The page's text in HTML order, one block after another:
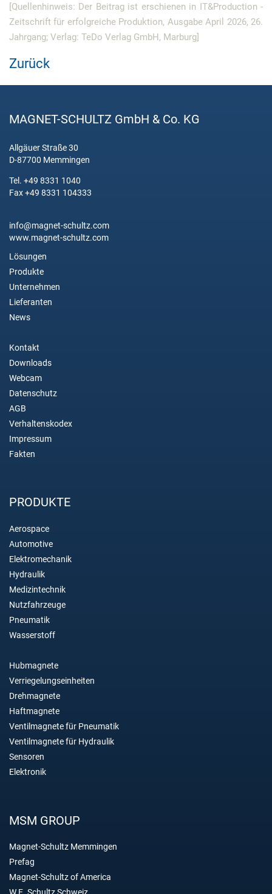
[Quellenhinweis: Der Beitrag ist erschienen in IT&Production -
Zeitschrift für erfolgreiche Produktion, Ausgabe April 2026, 26.
Jahrgang; Verlag: TeDo Verlag GmbH, Marburg]
Zurück
MAGNET-SCHULTZ GmbH & Co. KG
Allgäuer Straße 30
D-87700 Memmingen
Tel. +49 8331 1040
Fax +49 8331 104333
info@magnet-schultz.com
www.magnet-schultz.com
Lösungen
Produkte
Unternehmen
Lieferanten
News
Kontakt
Downloads
Webcam
Datenschutz
AGB
Verhaltenskodex
Impressum
Fakten
PRODUKTE
Aerospace
Automotive
Elektromechanik
Hydraulik
Medizintechnik
Nutzfahrzeuge
Pneumatik
Wasserstoff
Hubmagnete
Verriegelungseinheiten
Drehmagnete
Haftmagnete
Ventilmagnete für Pneumatik
Ventilmagnete für Hydraulik
Sensoren
Elektronik
MSM GROUP
Magnet-Schultz Memmingen
Prefag
Magnet-Schultz of America